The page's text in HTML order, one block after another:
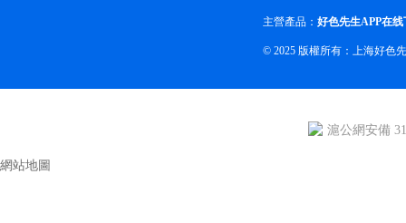
主營產品： 好色先生APP在线
© 2025 版權所有：上海好色
滬公網安備
網站地圖